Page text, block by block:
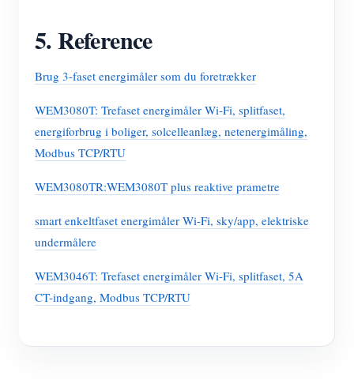
5. Reference
Brug 3-faset energimåler som du foretrækker
WEM3080T: Trefaset energimåler Wi-Fi, splitfaset,
energiforbrug i boliger, solcelleanlæg, netenergimåling,
Modbus TCP/RTU
WEM3080TR:WEM3080T plus reaktive prametre
smart enkeltfaset energimåler Wi-Fi, sky/app, elektriske
undermålere
WEM3046T: Trefaset energimåler Wi-Fi, splitfaset, 5A
CT-indgang, Modbus TCP/RTU